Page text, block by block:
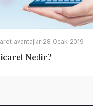
avantajları28 Ocak 2019
Nedir?